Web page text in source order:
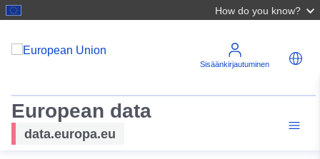
How do you know?
Sisäänkirjautuminen
European data
data.europa.eu